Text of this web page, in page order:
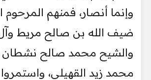
وإنما أنصار، فمنهم المرحوم
ضيف الله بن صالح مريط
والشيح محمد صالح نشطان
محمد زيد القهيلي،